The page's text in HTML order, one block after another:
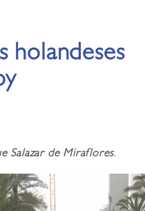
holandeses
Salazar de Miraflores.